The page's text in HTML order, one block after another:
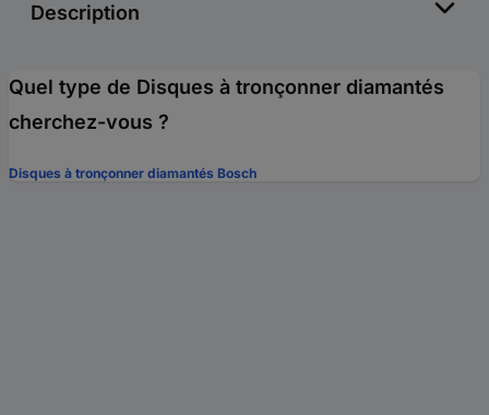
Description
Quel type de Disques à tronçonner diamantés
cherchez-vous ?
Disques à tronçonner diamantés Bosch